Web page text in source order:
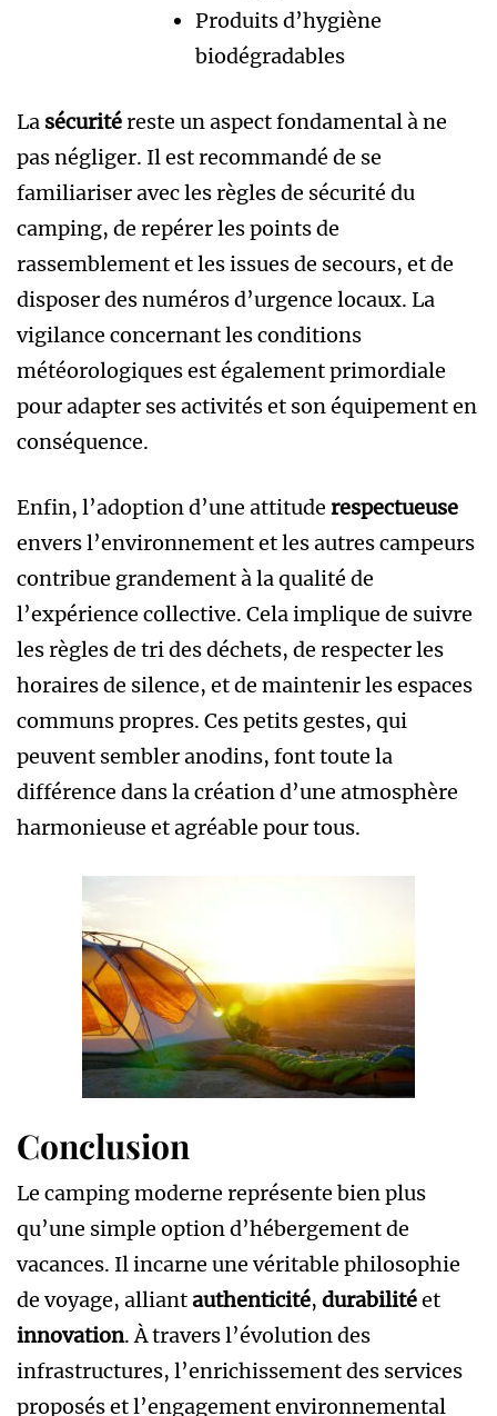
Produits d’hygiène
biodégradables
La sécuritéreste un aspect fondamental à ne
pas négliger. Il est recommandé de se
familiariser avec les règles de sécurité du
camping, de repérer les points de
rassemblement et les issues de secours, et de
disposer des numéros d’urgence locaux. La
vigilance concernant les conditions
météorologiques est également primordiale
pour adapter ses activités et son équipement en
conséquence.
Enfin, l’adoption d’une attitude respectueuse
envers l’environnement et les autres campeurs
contribue grandement à la qualité de
l’expérience collective. Cela implique de suivre
les règles de tri des déchets, de respecter les
horaires de silence, et de maintenir les espaces
communs propres. Ces petits gestes, qui
peuvent sembler anodins, font toute la
différence dans la création d’une atmosphère
harmonieuse et agréable pour tous.
Conclusion
Le camping moderne représente bien plus
qu’une simple option d’hébergement de
vacances. Il incarne une véritable philosophie
de voyage, alliantauthenticité, durabilitéet
innovation. À travers l’évolution des
infrastructures, l’enrichissement des services
proposés et l’engagement environnemental